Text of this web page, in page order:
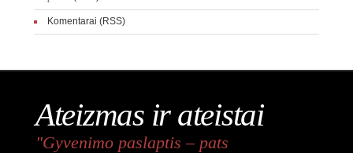
Komentarai (RSS)
Ateizmas ir ateistai
"Gyvenimo paslaptis – pats